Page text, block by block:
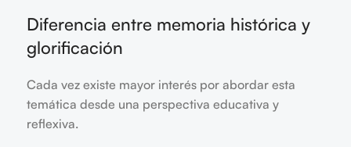
Diferencia entre memoria histórica y
glorificación
Cada vez existe mayor interés por abordar esta
temática desde una perspectiva educativa y
reflexiva.